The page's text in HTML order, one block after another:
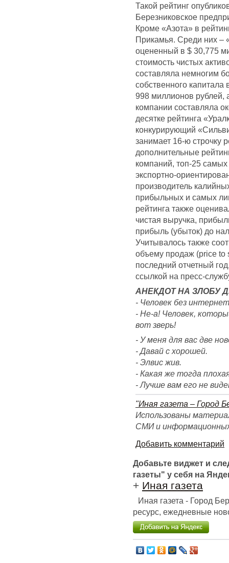
Такой рейтинг
Березниковское
Кроме «Азота» в
Прикамья. Среди них –
оцененный в $ 30,775
стоимость чистых
составляла немногим
собственного
998 миллионов рублей,
компании составляла
десятке рейтинга
конкурирующий
занимает 16-ю строчку
дополнительные
компаний, топ-25
экспортно-
производитель
прибыльных и самых
рейтинга также
чистая выручка,
прибыль (убыток) до
Учитывалось также
объему продаж (price to
последний отчетный
ссылкой на пресс-
АНЕКДОТ НА ЗЛОБУ
- Человек без
- Не-а! Человек,
вот зверь!
- У меня для вас две
- Давай с хорошей.
- Элвис жив.
- Какая же тогда
- Лучше вам его не
"Иная газета – Город
Использованы
СМИ и
Добавить комментарий
Добавьте виджет и
газеты" у себя на
+ Иная газета
Иная газета - Город
ресурс, ежедневные